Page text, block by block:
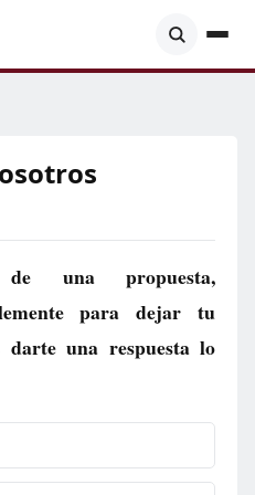
de una propuesta,
para dejar tu
darte una respuesta lo